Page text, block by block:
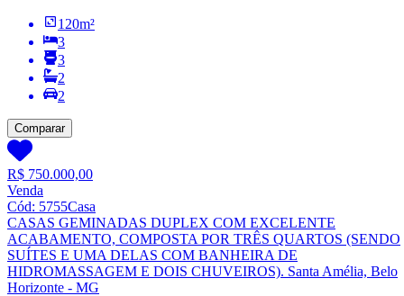
120m²
3
3
2
2
Comparar
R$ 750.000,00
Venda
Cód: 5755Casa
CASAS GEMINADAS DUPLEX COM EXCELENTE
ACABAMENTO, COMPOSTA POR TRÊS QUARTOS (SENDO
SUÍTES E UMA DELAS COM BANHEIRA DE
HIDROMASSAGEM E DOIS CHUVEIROS). Santa Amélia, Belo
Horizonte - MG